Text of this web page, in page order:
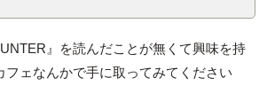
』を読んだことが無くて興味を持
フェなんかで手に取ってみてください